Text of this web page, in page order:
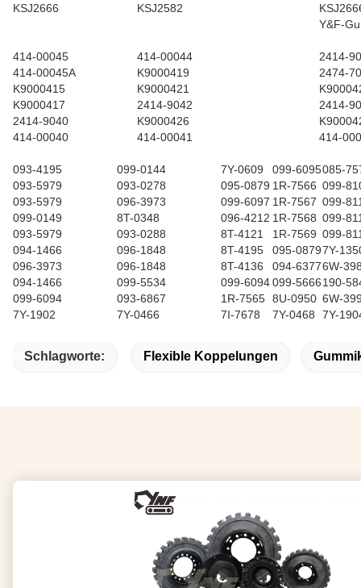
KSJ2666
KSJ2582
Y&F-
414-00045 414-00044
2414-
414-00045A
K9000419
2474-
K9000415
K9000421
K9000417
2414-9042
2414-
2414-9040
K9000426
414-00040
414-00041 414-
093-4195 099-0144 7Y-0609 099-6095085-
093-5979
093-0278 095-0879 1R-7566 099-
093-5979
096-3973 099-6097 1R-7567 099-
099-0149
8T-0348 096-4212 1R-7568 099-
093-5979
093-0288 8T-4121 1R-7569 099-
094-1466
096-1848 8T-4195 095-08797Y-
096-3973
096-1848 8T-4136 094-63776W-
094-1466
099-5534 099-6094099-5666190-
099-6094
093-6867 1R-7565 8U-0950 6W-
7Y-1902
7Y-0466 7I-7678 7Y-0468 7Y-
Schlagworte: Flexible Koppelungen